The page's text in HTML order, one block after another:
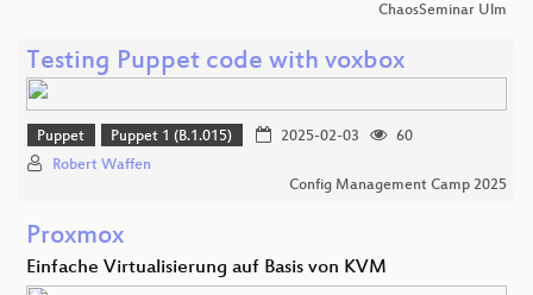
ChaosSeminar Ulm
Testing Puppet code with voxbox
Puppet Puppet 1 (B.1.015) 2025-02-03
60
Robert Waffen
Config Management Camp 2025
Proxmox
Einfache Virtualisierung auf Basis von KVM